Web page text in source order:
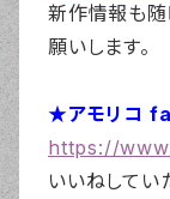
新作情報も随
願いします。
★アモリコ
https://
いいねして